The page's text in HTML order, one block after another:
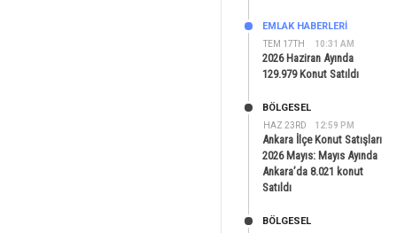
TEM 17TH 10:31 AM
EMLAK HABERLERI
2026 Haziran Ayında
129.979 Konut Satıldı
HAZ 23RD 12:59 PM
BÖLGESEL
Ankara İlçe Konut Satışları
2026 Mayıs: Mayıs Ayında
Ankara’da 8.021 konut
Satıldı
BÖLGESEL